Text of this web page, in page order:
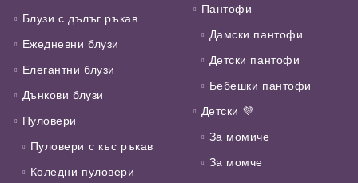
Блузи с дълъг ръкав
Ежедневни блузи
Елегантни блузи
Дънкови блузи
Пуловери
Пуловери с къс ръкав
Коледни пуловери
Пантофи
Дамски пантофи
Детски пантофи
Бебешки пантофи
Детски 💜
За момиче
За момче